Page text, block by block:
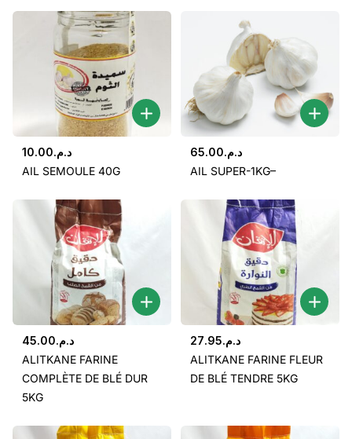
د.م.10.00
AIL SEMOULE 40G
د.م.65.00
AIL SUPER-1KG–
د.م.45.00
ALITKANE FARINE
COMPLÈTE DE BLÉ DUR
5KG
د.م.27.95
ALITKANE FARINE FLEUR
DE BLÉ TENDRE 5KG